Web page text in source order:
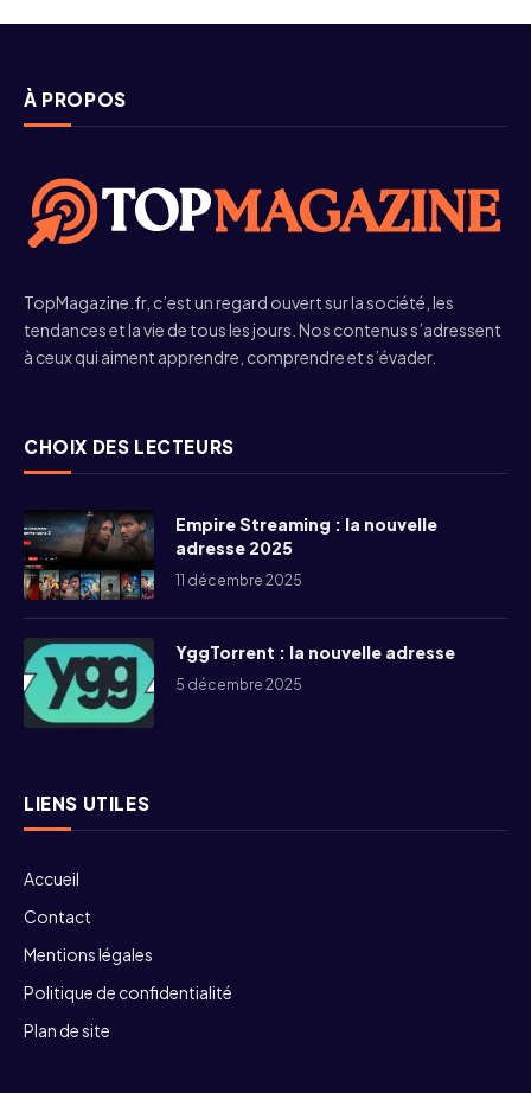
À PROPOS
TopMagazine.fr, c’est un regard ouvert sur la société, les
tendances et la vie de tous les jours. Nos contenus s’adressent
à ceux qui aiment apprendre, comprendre et s’évader.
CHOIX DES LECTEURS
Empire Streaming : la nouvelle
adresse 2025
11 décembre 2025
YggTorrent : la nouvelle adresse
5 décembre 2025
LIENS UTILES
Accueil
Contact
Mentions légales
Politique de confidentialité
Plan de site